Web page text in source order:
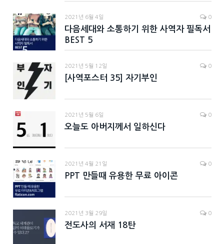
2021년 6월 4일 0
다음세대와 소통하기 위한 사역자 필독서
BEST 5
2021년 5월 12일 0
[사역포스터 35] 자기부인
2021년 5월 6일 0
오늘도 아버지께서 일하신다
2021년 4월 21일 0
PPT 만들때 유용한 무료 아이콘
2021년 3월 29일 0
전도사의 서재 18탄